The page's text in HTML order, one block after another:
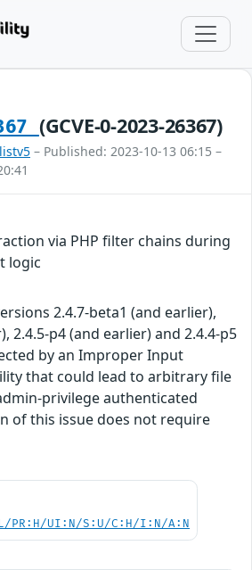
(GCVE-0-2023-26367)
– Published: 2023-10-13 06:15 –
via PHP filter chains during
logic
2.4.7-beta1 (and earlier),
2.4.5-p4 (and earlier) and 2.4.4-p5
by an Improper Input
that could lead to arbitrary file
privilege authenticated
of this issue does not require
PR:H/UI:N/S:U/C:H/I:N/A:N